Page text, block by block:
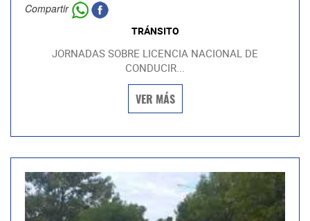
Compartir
TRÁNSITO
JORNADAS SOBRE LICENCIA NACIONAL DE
CONDUCIR...
VER MÁS